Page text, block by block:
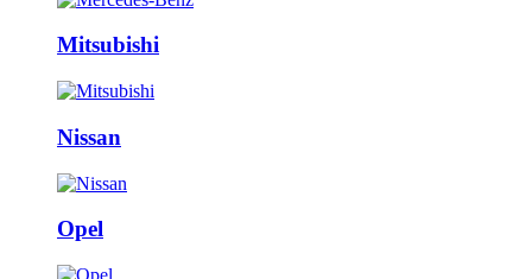
Mitsubishi
Nissan
Opel